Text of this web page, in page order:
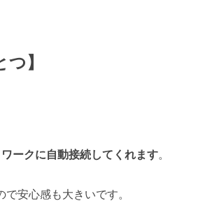
】
ークに自動接続してくれます。
で安心感も大きいです。